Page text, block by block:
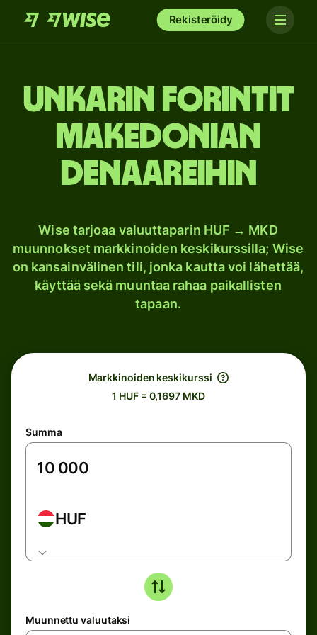
Rekisteröidy
Unkarin forintit
Makedonian
denaareihin
Wise tarjoaa valuuttaparin HUF → MKD
muunnokset markkinoiden keskikurssilla; Wise
on kansainvälinen tili, jonka kautta voi lähettää,
käyttää sekä muuntaa rahaa paikallisten
tapaan.
Markkinoiden keskikurssi
1 HUF = 0,1697 MKD
Summa
HUF
Muunnettu valuutaksi